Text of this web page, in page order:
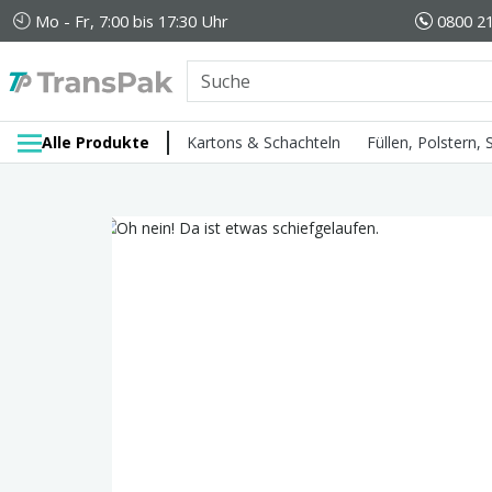
Mo - Fr, 7:00 bis 17:30 Uhr 0800
Alle Produkte Kartons & Schachteln Füllen, Polstern,